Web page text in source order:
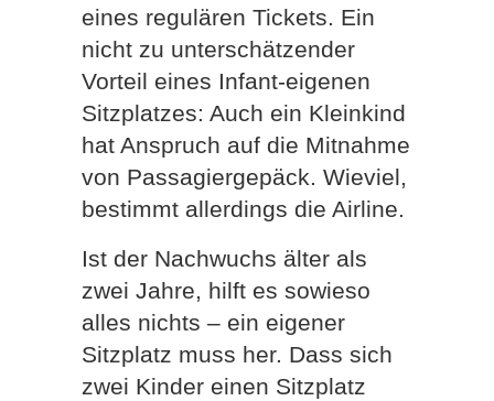
eines regulären Tickets. Ein
nicht zu unterschätzender
Vorteil eines Infant-eigenen
Sitzplatzes: Auch ein Kleinkind
hat Anspruch auf die Mitnahme
von Passagiergepäck. Wieviel,
bestimmt allerdings die Airline.
Ist der Nachwuchs älter als
zwei Jahre, hilft es sowieso
alles nichts – ein eigener
Sitzplatz muss her. Dass sich
zwei Kinder einen Sitzplatz